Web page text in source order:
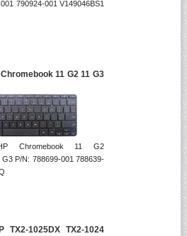
790924-001 V149046BS1
11 G2 11 G3
Chromebook 11 G2
P/N: 788699-001 788639-
TX2-1025DX TX2-1024